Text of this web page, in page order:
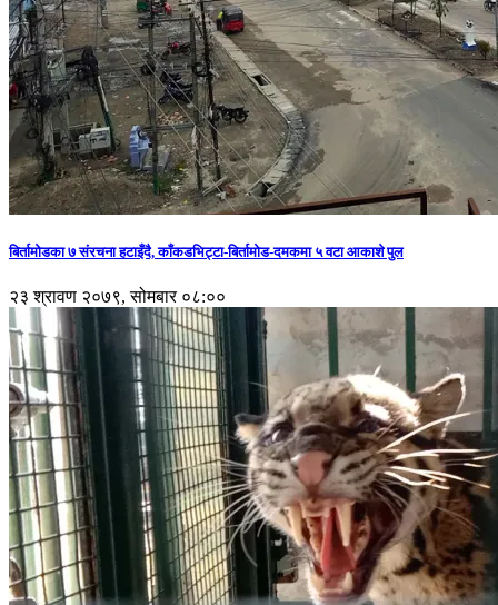
बिर्तामोडका ७ संरचना हटाइँदै, काँकडभिट्टा-बिर्तामोड-दमकमा ५ वटा आकाशे पुल
२३ श्रावण २०७९, सोमबार ०८:००